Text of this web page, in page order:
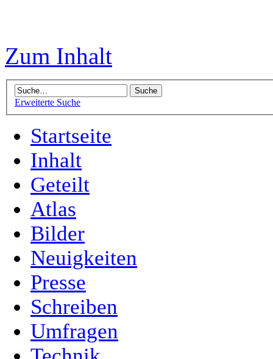
Zum Inhalt
Erweiterte Suche
Startseite
Inhalt
Geteilt
Atlas
Bilder
Neuigkeiten
Presse
Schreiben
Umfragen